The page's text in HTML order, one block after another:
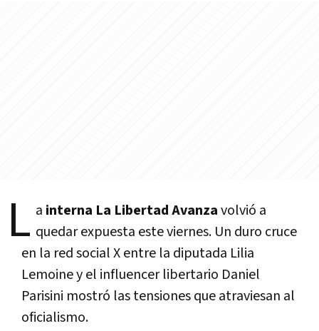
L a interna La Libertad Avanzavolvió a
quedar expuesta este viernes. Un duro cruce
en la red social X entre la diputada Lilia
Lemoine y el influencer libertario Daniel
Parisini mostró las tensiones que atraviesan al
oficialismo.